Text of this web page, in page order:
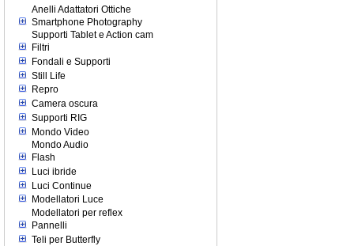
Anelli Adattatori Ottiche
Smartphone Photography
Supporti Tablet e Action cam
Filtri
Fondali e Supporti
Still Life
Repro
Camera oscura
Supporti RIG
Mondo Video
Mondo Audio
Flash
Luci ibride
Luci Continue
Modellatori Luce
Modellatori per reflex
Pannelli
Teli per Butterfly